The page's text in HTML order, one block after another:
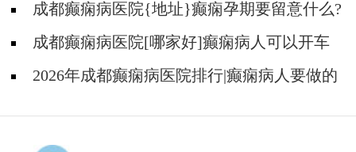
护理措施有哪些?
成都癫痫病医院{地址}癫痫孕期要留意什么?
成都癫痫病医院[哪家好]癫痫病人可以开车
吗?2026年成都癫痫病医院排行|癫痫病人要做的